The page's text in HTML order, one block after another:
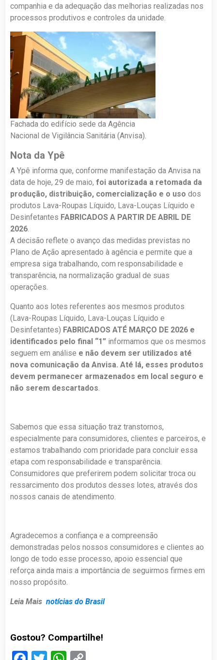
companhia e da adequação das melhorias realizadas nos
processos produtivos e controles da unidade.
Fachada do edifício sede da Agência
Nacional de Vigilância Sanitária (Anvisa).
Nota da Ypê
A Ypê informa que, conforme manifestação da Anvisa na
data de hoje, 29 de maio,foi autorizada a retomada da
produção, distribuição, comercialização e o uso dos
produtos Lava-Roupas Líquido, Lava-Louças Líquido e
Desinfetantes FABRICADOS A PARTIR DE ABRIL DE
2026.
A decisão reflete o avanço das medidas previstas no
Plano de Ação apresentado à agência e permite que a
empresa siga trabalhando, com responsabilidade e
transparência, na normalização gradual de suas
operações.
Quanto aos lotes referentes aos mesmos produtos
(Lava-Roupas Líquido, Lava-Louças Líquido e
Desinfetantes) FABRICADOS ATÉ MARÇO DE 2026 e
identificados pelo final “1” informamos que os mesmos
seguem em análise e não devem ser utilizados até
nova comunicação da Anvisa. Até lá, esses produtos
devem permanecer armazenados em local seguro e
não serem descartados.
Sabemos que essa situação traz transtornos,
especialmente para consumidores, clientes e parceiros, e
estamos trabalhando com prioridade para concluir essa
etapa com responsabilidade e transparência.
Consumidores que preferirem podem solicitar troca ou
ressarcimento dos produtos desses lotes, através dos
nossos canais de atendimento.
Agradecemos a confiança e a compreensão
demonstradas pelos nossos consumidores e clientes ao
longo de todo esse processo, apoio essencial que
reforça ainda mais a importância de seguirmos firmes em
nosso propósito.
Leia Mais notícias do Brasil
Gostou? Compartilhe!